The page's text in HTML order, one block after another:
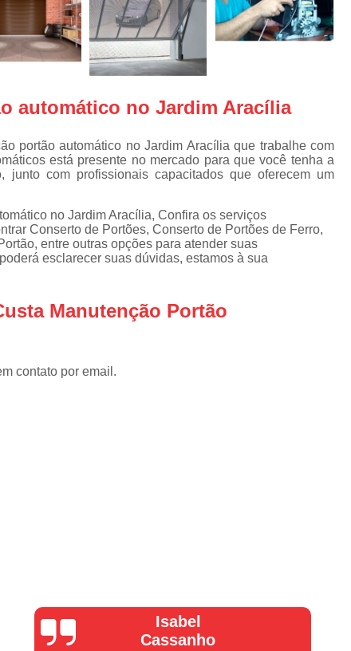
Conserto de Portão Eletrônico em
Conserto de Portão em Sp
Conserto de Portão Residencial
Instalação de Portão
Instalação de Portão Automático
Instalação de
Instalar Portão Automático
Instalar Portão Eletrônico
Empresa de Manutenção de
Manutenção de Motores de
Manutenção Portão Eletrônico
automático no Jardim Aracília
portão automático no Jardim Aracília que trabalhe com
está presente no mercado para que você tenha a
junto com profissionais capacitados que oferecem um
no Jardim Aracília, Confira os serviços
Conserto de Portões, Conserto de Portões de Ferro,
entre outras opções para atender suas
esclarecer suas dúvidas, estamos à sua
Manutenção Portão
contato por email.
Vera Maria